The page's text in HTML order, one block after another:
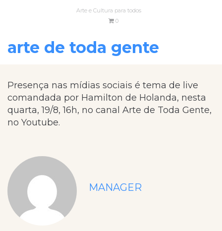
Arte e Cultura para todos
0
arte de toda gente
Presença nas mídias sociais é tema de live
comandada por Hamilton de Holanda, nesta
quarta, 19/8, 16h, no canal Arte de Toda Gente,
no Youtube.
MANAGER